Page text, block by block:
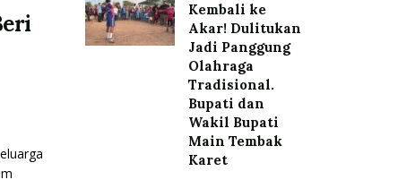
Kembali ke
Akar! Dulitukan
Jadi Panggung
Olahraga
Tradisional.
Bupati dan
Wakil Bupati
Main Tembak
Karet